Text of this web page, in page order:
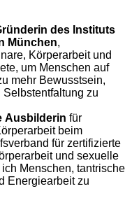
des Instituts
München,
Körperarbeit und
um Menschen auf
mehr Bewusstsein,
Selbstentfaltung zu
Ausbilderin für
beim
für zertifizierte
und sexuelle
Menschen, tantrische
Energiearbeit zu